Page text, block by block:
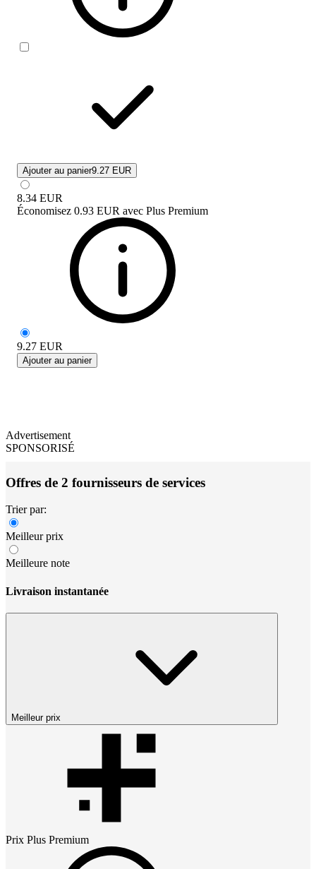
Ajouter au panier9.27 EUR
8.34 EUR
Économisez 0.93 EUR avec Plus Premium
9.27 EUR
Ajouter au panier
Advertisement
SPONSORISÉ
Offres de 2 fournisseurs de services
Trier par:
Meilleur prix
Meilleure note
Livraison instantanée
Meilleur prix
Prix Plus Premium